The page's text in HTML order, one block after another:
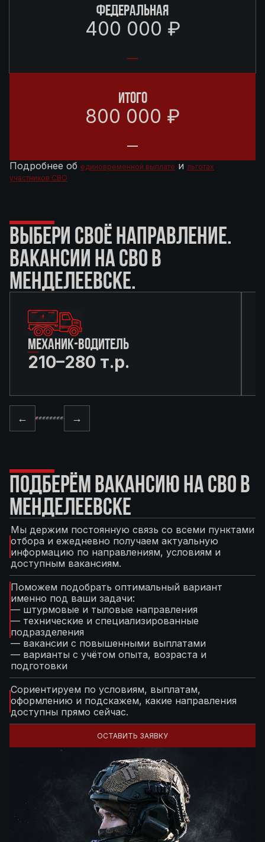
ФЕДЕРАЛЬНАЯ
400 000 ₽
ИТОГО
800 000 ₽
Подробнее об единовременной выплате и льготах
участников СВО
ВЫБЕРИ СВОЁ НАПРАВЛЕНИЕ.
ВАКАНСИИ НА СВО В
МЕНДЕЛЕЕВСКЕ.
МЕХАНИК-ВОДИТЕЛЬ
210–280 т.р.
← →
ПОДБЕРЁМ ВАКАНСИЮ НА СВО В
МЕНДЕЛЕЕВСКЕ
Мы держим постоянную связь со всеми пунктами
отбора и ежедневно получаем актуальную
информацию по направлениям, условиям и
доступным вакансиям.
Поможем подобрать оптимальный вариант
именно под ваши задачи:
— штурмовые и тыловые направления
— технические и специализированные
подразделения
— вакансии с повышенными выплатами
— варианты с учётом опыта, возраста и
подготовки
Сориентируем по условиям, выплатам,
оформлению и подскажем, какие направления
доступны прямо сейчас.
ОСТАВИТЬ ЗАЯВКУ